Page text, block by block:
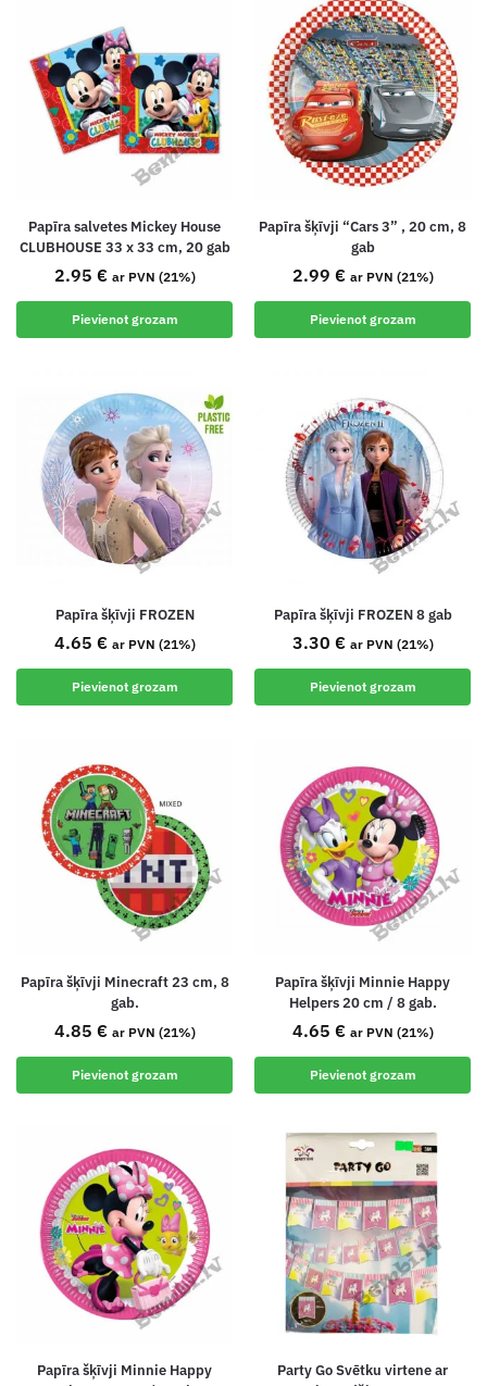
Papīra salvetes Mickey House
CLUBHOUSE 33 x 33 cm, 20 gab
2.95 € ar PVN (21%)
Pievienot grozam
Papīra šķīvji “Cars 3” , 20 cm, 8
gab
2.99 € ar PVN (21%)
Pievienot grozam
Papīra šķīvji FROZEN
4.65 € ar PVN (21%)
Pievienot grozam
Papīra šķīvji FROZEN 8 gab
3.30 € ar PVN (21%)
Pievienot grozam
Papīra šķīvji Minecraft 23 cm, 8
gab.
4.85 € ar PVN (21%)
Pievienot grozam
Papīra šķīvji Minnie Happy
Helpers 20 cm / 8 gab.
4.65 € ar PVN (21%)
Pievienot grozam
Papīra šķīvji Minnie Happy
Party Go Svētku virtene ar